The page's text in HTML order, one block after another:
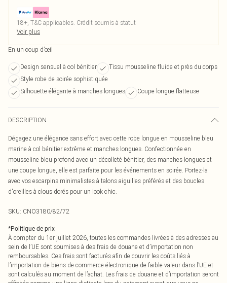
18+, T&C applicables. Crédit soumis à statut
Voir plus
En un coup d’œil
Design sensuel à col bénitier
Tissu mousseline fluide et près du corps
Style robe de soirée sophistiquée
Silhouette élégante à manches longues
Coupe longue flatteuse
DESCRIPTION
Dégagez une élégance sans effort avec cette robe longue en mousseline bleu
marine à col bénitier extrême et manches longues. Confectionnée en
mousseline bleu profond avec un décolleté bénitier, des manches longues et
une coupe longue, elle est parfaite pour les événements en soirée. Portez-la
avec vos escarpins minimalistes à talons aiguilles préférés et des boucles
d'oreilles à clous dorés pour un look chic.
SKU: CNO3180/82/72
*Politique de prix
À compter du 1er juillet 2026, toutes les commandes livrées à des adresses au
sein de l’UE sont soumises à des frais de douane et d’importation non
remboursables. Ces frais sont facturés afin de couvrir les coûts liés à
l’importation de biens de commerce électronique de faible valeur dans l’UE et
sont calculés au moment de l’achat. Les frais de douane et d’importation seront